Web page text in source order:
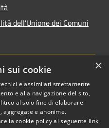
dell'Unione dei Comuni
Copyright © 2026 • Unione dei
×
sui cookie
e assimilati strettamente
e alla navigazione del sito,
al solo fine di elaborare
aggregate e anonime.
la cookie policy al seguente link